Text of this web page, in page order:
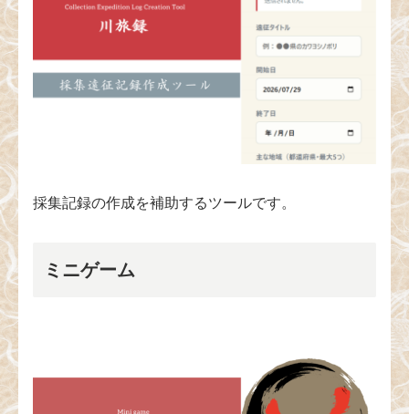
採集記録の作成を補助するツールです。
ミニゲーム